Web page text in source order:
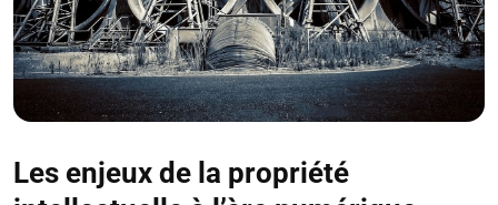
Les enjeux de la propriété